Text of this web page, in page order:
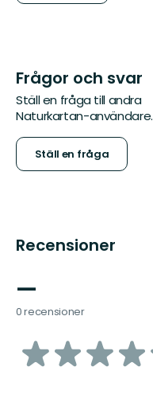
Frågor och svar
Ställ en fråga till andra
Naturkartan-användare.
Ställ en fråga
Recensioner
—
0 recensioner
av